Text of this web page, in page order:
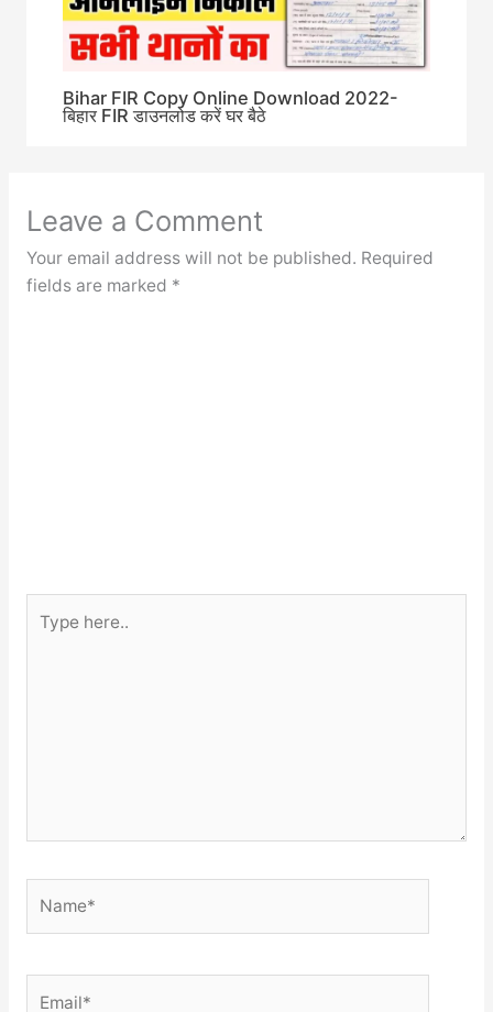
Bihar FIR Copy Online Download 2022-
बिहार FIR डाउनलोड करें घर बैठे
Leave a Comment
Your email address will not be published. Required
fields are marked *
here..